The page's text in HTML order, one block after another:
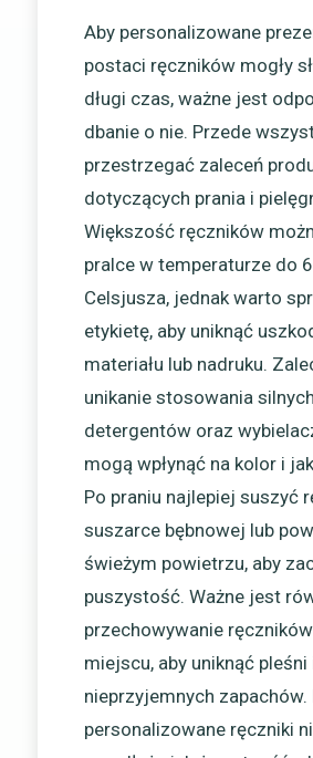
Aby personalizowane
postaci ręczników mogły
długi czas, ważne jest
dbanie o nie. Przede
przestrzegać zaleceń
dotyczących prania i
Większość ręczników
pralce w temperaturze do
Celsjusza, jednak warto
etykietę, aby uniknąć
materiału lub nadruku.
unikanie stosowania silnych
detergentów oraz
mogą wpłynąć na kolor i
Po praniu najlepiej suszyć
suszarce bębnowej lub
świeżym powietrzu, aby
puszystość. Ważne jest
przechowywanie
miejscu, aby uniknąć pleśni
nieprzyjemnych zapachów.
personalizowane ręczniki